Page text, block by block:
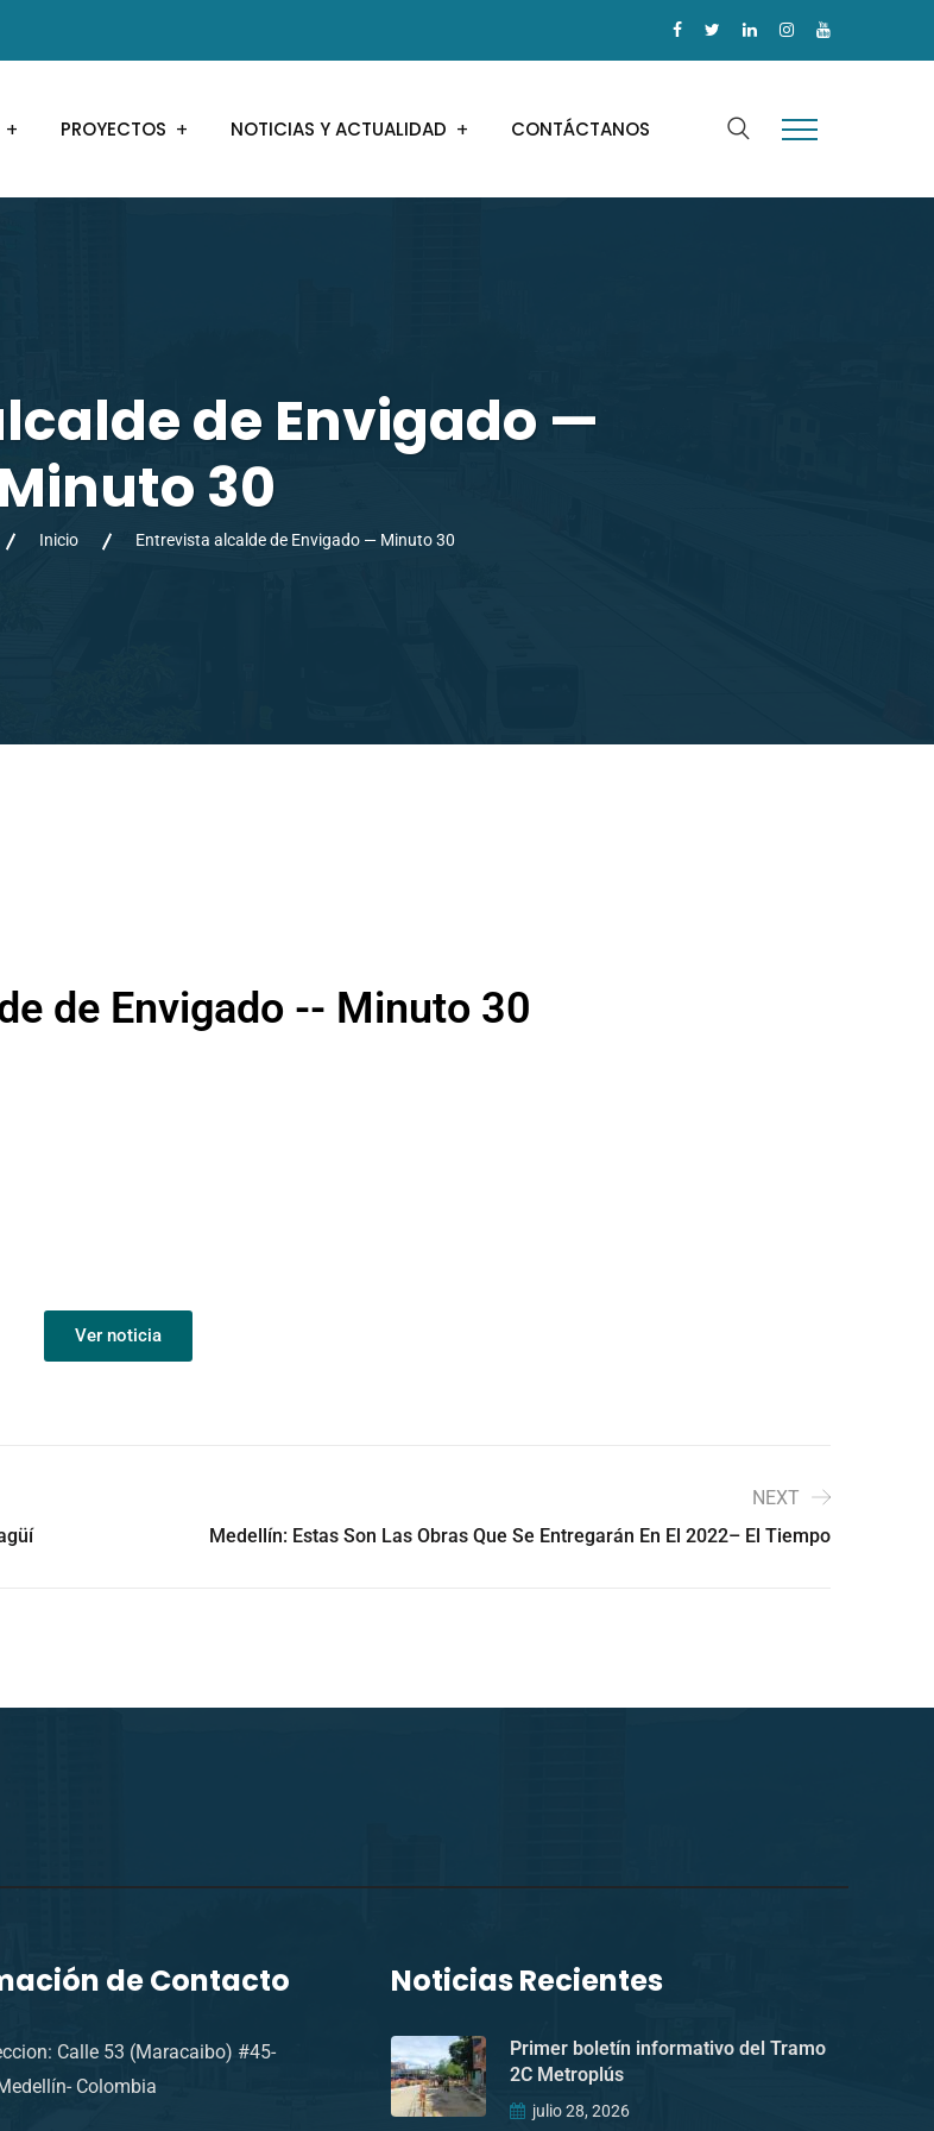
PROYECTOS NOTICIAS Y ACTUALIDAD CONTÁCTANOS
de Envigado —
Minuto 30
Inicio Entrevista alcalde de Envigado — Minuto 30
de Envigado -- Minuto 30
Ver noticia
NEXT
Medellín: Estas Son Las Obras Que Se Entregarán En El 2022– El Tiempo
de Contacto
Calle 53 (Maracaibo) #45-
Colombia
Noticias Recientes
Primer boletín informativo del Tramo
2C Metroplús
julio 28, 2026